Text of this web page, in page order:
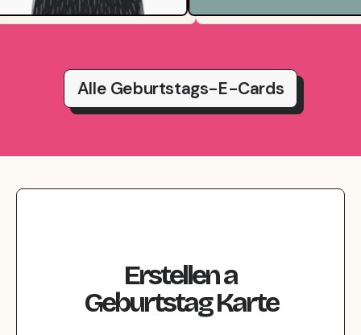
Alle Geburtstags-E-Cards
Erstellena
GeburtstagKarte